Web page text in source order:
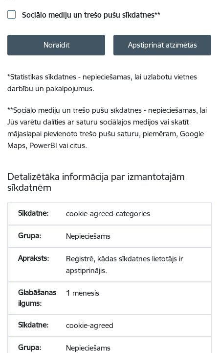
Sociālo mediju un trešo pušu sīkdatnes**
Noraidīt Apstiprināt atzīmētās
*Statistikas sīkdatnes - nepieciešamas, lai uzlabotu vietnes
darbību un pakalpojumus.
**Sociālo mediju un trešo pušu sīkdatnes - nepieciešamas, lai
Jūs varētu dalīties ar saturu sociālajos medijos vai skatīt
mājaslapai pievienoto trešo pušu saturu, piemēram, Google
Maps, PowerBI vai citus.
Detalizētāka informācija par izmantotajām
sīkdatnēm
cookie-agreed-categories
Nepieciešams
Reģistrē, kādas sīkdatnes lietotājs ir
apstiprinājis.
1 mēnesis
cookie-agreed
Nepieciešams